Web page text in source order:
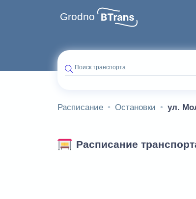
Grodno
Поиск транспорта
Расписание Остановки ул.
Расписание